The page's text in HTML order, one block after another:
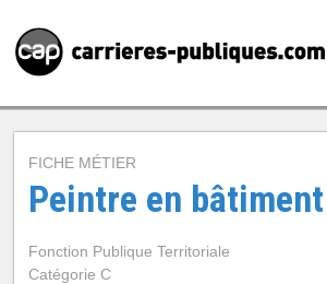
FICHE MÉTIER
Peintre en bâtiment
Fonction Publique Territoriale
Catégorie C